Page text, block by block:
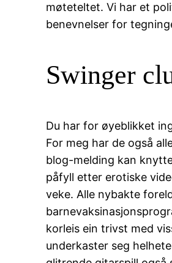
møteteltet. Vi har et
benevnelser for
Swinger
Du har for øyeblikket
For meg har de også
blog-melding kan
påfyll etter erotiske
veke. Alle nybakte
korleis ein trivst med
underkaster seg